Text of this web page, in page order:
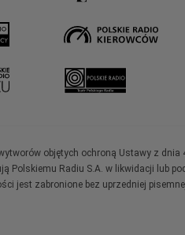
objętych ochroną Ustawy z dnia
Polskiemu Radiu S.A. w likwidacji lub
jest zabronione bez uprzedniej